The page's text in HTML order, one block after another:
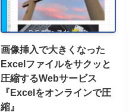
画像挿入で大きくなった
Excelファイルをサクッと
圧縮するWebサービス
『Excelをオンラインで圧
縮』